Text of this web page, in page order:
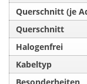
Querschnitt (je
Querschnitt
Halogenfrei
Kabeltyp